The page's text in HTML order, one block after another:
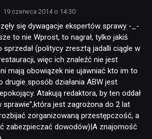
19 czerwca 2014 o 14:30
się dywagacje ekspertów sprawy -_-
to nie Wprost, to nagrał, tylko jakiś
sprzedał (politycy zresztą jadalli ciągle w
więc ich znaleźć nie jest
mają obowiązek nie ujawniać kto im to
drugie sposób działania ABW jest
Atakują redaktora, by ten oddał
sprawie”,która jest zagrożona do 2 lat
zorganizowaną przestępczość, a
zabezpieczać dowodów)|A znajomość